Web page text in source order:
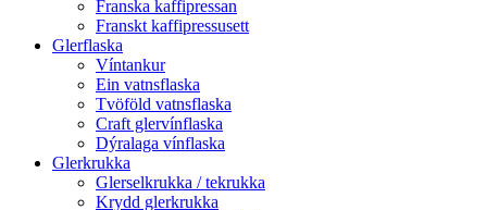
Franska kaffipressan
Franskt kaffipressusett
Glerflaska
Víntankur
Ein vatnsflaska
Tvöföld vatnsflaska
Craft glervínflaska
Dýralaga vínflaska
Glerkrukka
Glerselkrukka / tekrukka
Krydd glerkrukka